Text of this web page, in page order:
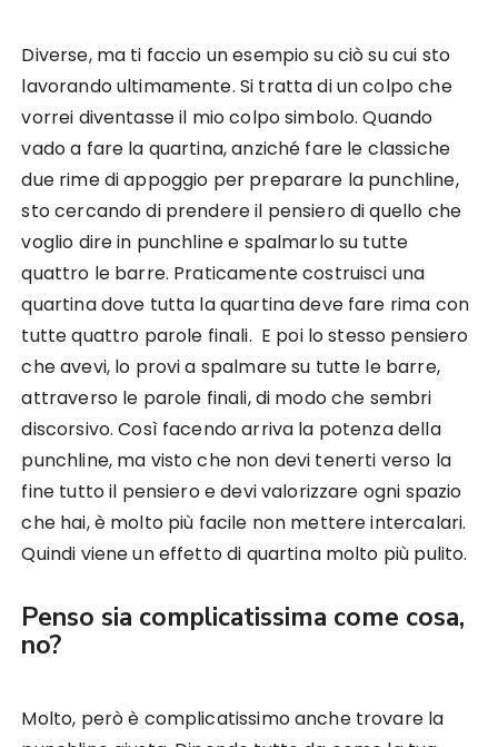
Diverse, ma ti faccio un esempio su ciò su cui sto
lavorando ultimamente. Si tratta di un colpo che
vorrei diventasse il mio colpo simbolo. Quando
vado a fare la quartina, anziché fare le classiche
due rime di appoggio per preparare la punchline,
sto cercando di prendere il pensiero di quello che
voglio dire in punchline e spalmarlo su tutte
quattro le barre. Praticamente costruisci una
quartina dove tutta la quartina deve fare rima con
tutte quattro parole finali. E poi lo stesso pensiero
che avevi, lo provi a spalmare su tutte le barre,
attraverso le parole finali, di modo che sembri
discorsivo. Così facendo arriva la potenza della
punchline, ma visto che non devi tenerti verso la
fine tutto il pensiero e devi valorizzare ogni spazio
che hai, è molto più facile non mettere intercalari.
Quindi viene un effetto di quartina molto più pulito.
Penso sia complicatissima come cosa,
no?
Molto, però è complicatissimo anche trovare la